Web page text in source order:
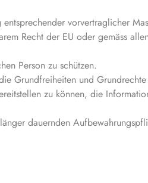
vorvertraglicher
Recht der EU oder gemäss
Person zu schützen.
Grundfreiheiten und
zu können, die
dauernden